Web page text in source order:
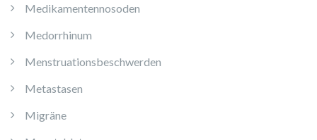
Medikamentennosoden
Medorrhinum
Menstruationsbeschwerden
Metastasen
Migräne